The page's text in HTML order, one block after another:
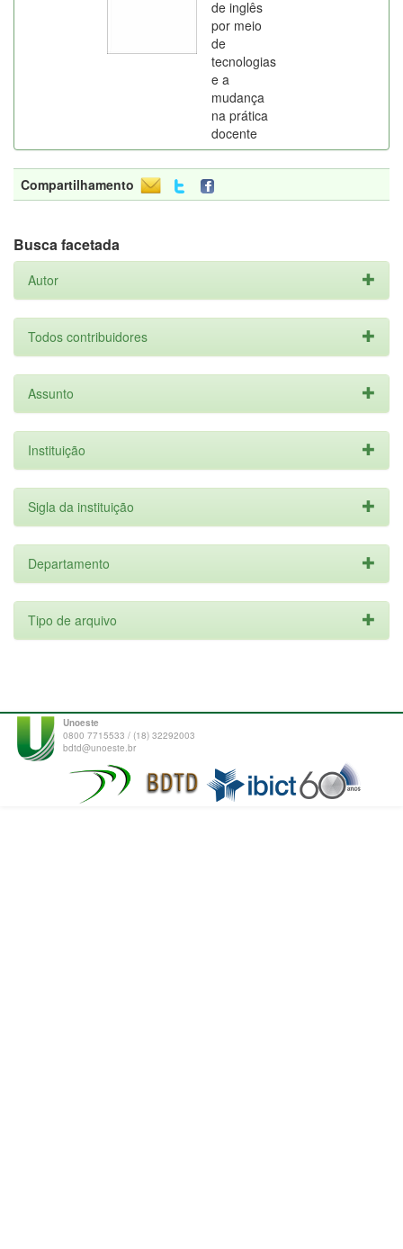
de inglês
por meio
de
tecnologias
e a
mudança
na prática
docente
Compartilhamento
Busca facetada
Autor
Todos contribuidores
Assunto
Instituição
Sigla da instituição
Departamento
Tipo de arquivo
Unoeste
0800 7715533 / (18) 32292003
bdtd@unoeste.br